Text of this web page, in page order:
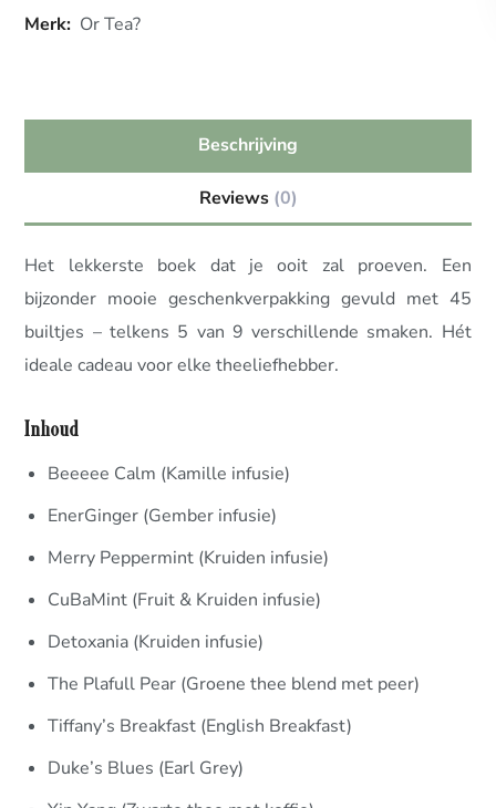
Merk: Or Tea?
Beschrijving
Reviews (0)
Het lekkerste boek dat je ooit zal proeven. Een
bijzonder mooie geschenkverpakking gevuld met 45
builtjes – telkens 5 van 9 verschillende smaken. Hét
ideale cadeau voor elke theeliefhebber.
Inhoud
Beeeee Calm (Kamille infusie)
EnerGinger (Gember infusie)
Merry Peppermint (Kruiden infusie)
CuBaMint (Fruit & Kruiden infusie)
Detoxania (Kruiden infusie)
The Plafull Pear (Groene thee blend met peer)
Tiffany’s Breakfast (English Breakfast)
Duke’s Blues (Earl Grey)